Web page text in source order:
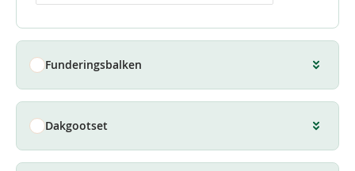
Funderingsbalken
Dakgootset